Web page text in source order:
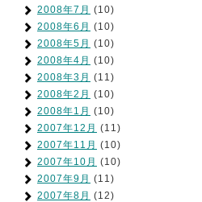
2008年7月 (10)
2008年6月 (10)
2008年5月 (10)
2008年4月 (10)
2008年3月 (11)
2008年2月 (10)
2008年1月 (10)
2007年12月 (11)
2007年11月 (10)
2007年10月 (10)
2007年9月 (11)
2007年8月 (12)